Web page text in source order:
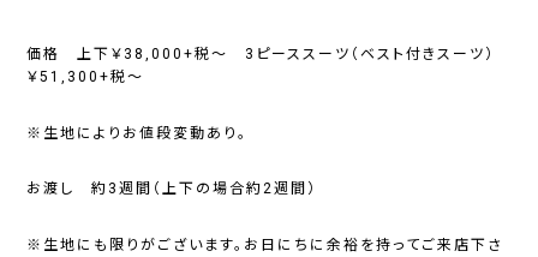
価格 上下￥38,000+税〜 3ピーススーツ（ベスト付きスーツ）
￥51,300+税〜
※生地によりお値段変動あり。
お渡し 約3週間（上下の場合約2週間）
※生地にも限りがございます。お日にちに余裕を持ってご来店下さ